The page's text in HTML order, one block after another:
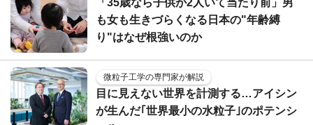
も女も生きづらくなる日本の"年齢縛
り"はなぜ根強いのか
微粒子工学の専門家が解説
目に見えない世界を計測する…アイシン
が生んだ｢世界最小の水粒子｣のポテンシ